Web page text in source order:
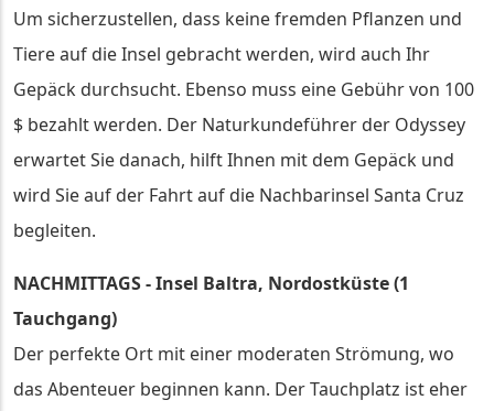
Um sicherzustellen, dass keine fremden Pflanzen und
Tiere auf die Insel gebracht werden, wird auch Ihr
Gepäck durchsucht. Ebenso muss eine Gebühr von 100
$ bezahlt werden. Der Naturkundeführer der Odyssey
erwartet Sie danach, hilft Ihnen mit dem Gepäck und
wird Sie auf der Fahrt auf die Nachbarinsel Santa Cruz
begleiten.
NACHMITTAGS - Insel Baltra, Nordostküste (1
Tauchgang)
Der perfekte Ort mit einer moderaten Strömung, wo
das Abenteuer beginnen kann. Der Tauchplatz ist eher